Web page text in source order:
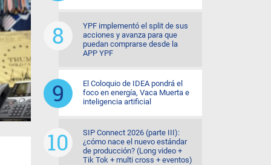
YPF implementó el split de sus
acciones y avanza para que
puedan comprarse desde la
APP YPF
El Coloquio de IDEA pondrá el
foco en energía, Vaca Muerta e
inteligencia artificial
SIP Connect 2026 (parte III):
¿cómo nace el nuevo estándar
de producción? (Long video +
Tik Tok + multi cross + eventos)